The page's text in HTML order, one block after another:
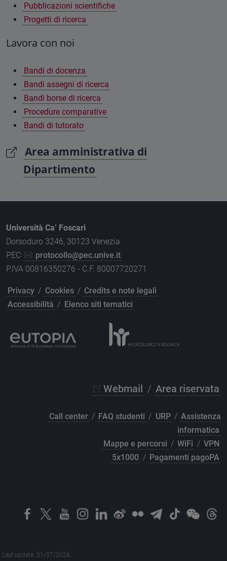
Pubblicazioni scientifiche
Progetti di ricerca
Lavora con noi
Bandi di docenza
Bandi assegni di ricerca
Bandi borse di ricerca
Procedure comparative
Bandi di tutorato
Area amministrativa di
Dipartimento
Università Ca’ Foscari
Dorsoduro 3246, 30123 Venezia
PEC
protocollo@pec.unive.it
P.IVA 00816350276 - C.F. 80007720271
Privacy / Cookies / Credits e note legali
Accessibilità / Elenco siti tematici
Webmail / Area riservata
Call center / FAQ studenti / URP / Assistenza
informatica
Mappe e percorsi / WiFi / VPN
5x1000 / Pagamenti pagoPA
Last update: 31/07/2026